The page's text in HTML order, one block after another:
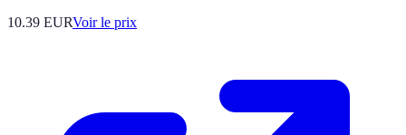
10.39 EURVoir le prix